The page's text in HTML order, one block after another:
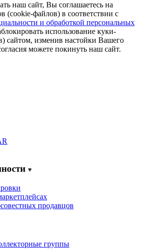
наш сайт, Вы соглашаетесь на
(cookie-файлов) в соответствии с
и обработкой персональных
использование куки-
сайтом, изменив настойки Вашего
можете покинуть наш сайт.
продавцов
группы